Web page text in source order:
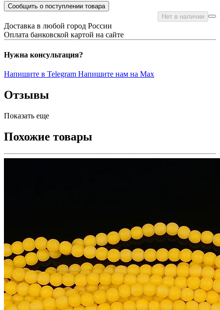
Сообщить о поступлении товара
Нет в наличии
Доставка в любой город России
Оплата банковской картой на сайте
Нужна консультация?
Напишите в Telegram Напишите нам на Max
Отзывы
Показать еще
Похожие товары